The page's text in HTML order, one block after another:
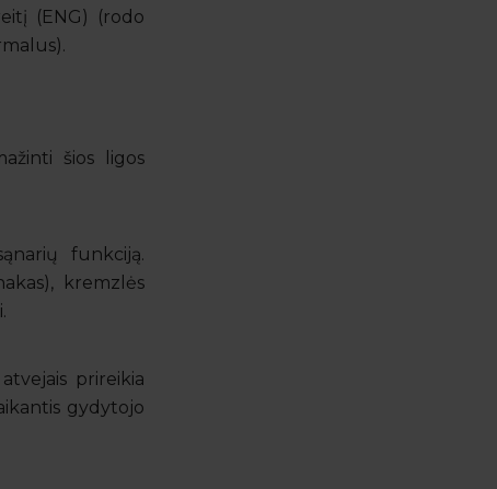
(ENG) (rodo
šios ligos
funkciją.
kremzlės
prireikia
gydytojo